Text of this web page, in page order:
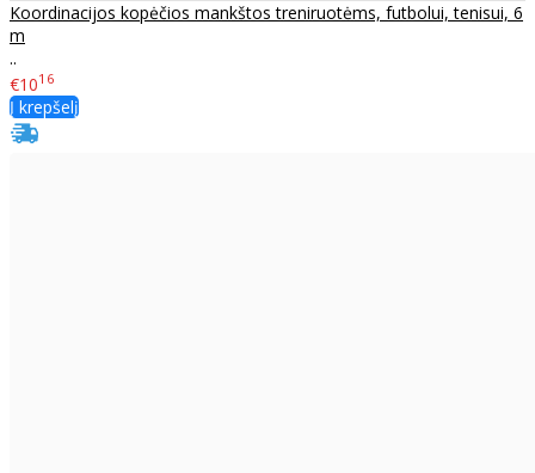
Koordinacijos kopėčios mankštos treniruotėms, futbolui, tenisui, 6
m
..
€1016
Į krepšelį